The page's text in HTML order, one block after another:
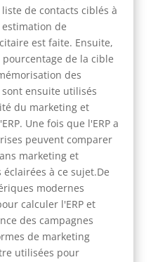
de contacts ciblés à
de
est faite. Ensuite,
de la cible
des
ensuite utilisés
du marketing et
Une fois que l'ERP a
peuvent comparer
marketing et
à ce sujet.De
modernes
calculer l'ERP et
des campagnes
de marketing
utilisées pour